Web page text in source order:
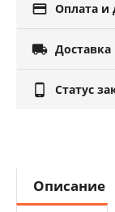
 Оплата и
 Доставка
 Статус
Описание